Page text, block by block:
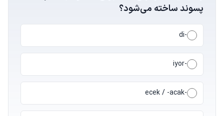
پسوند ساخته می‌شود؟
-di
-iyor
-ecek / -acak